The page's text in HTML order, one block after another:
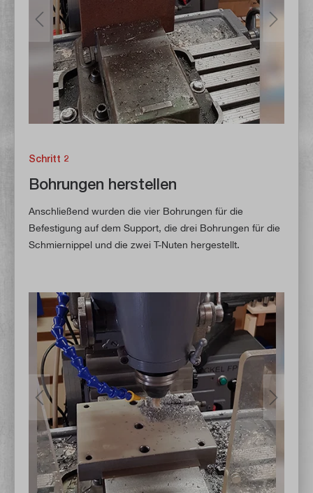
Schritt 2
Bohrungen herstellen
Anschließend wurden die vier Bohrungen für die
Befestigung auf dem Support, die drei Bohrungen für die
Schmiernippel und die zwei T-Nuten hergestellt.